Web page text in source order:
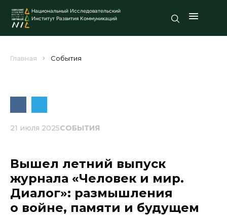
Национальный Исследовательский
Институт Развития Коммуникаций
Главная События
21 июля 2025СОБЫТИЯ
Вышел летний выпуск
журнала «Человек и мир.
Диалог»: размышления
о войне, памяти и будущем